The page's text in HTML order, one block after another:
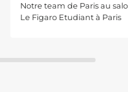
Notre team de Paris au
Le Figaro Etudiant à Paris